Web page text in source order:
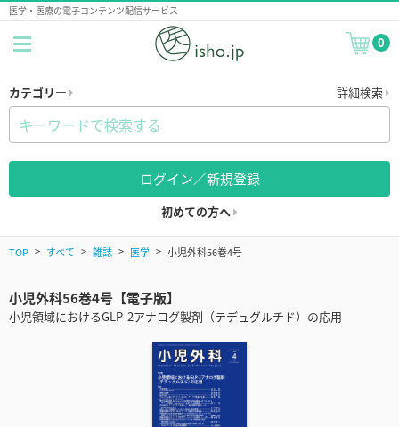
医学・医療の電子コンテンツ配信サービス
0
カテゴリー 詳細検索
ログイン／新規登録
初めての方へ
TOP すべて 雑誌 医学 小児外科56巻4号
小児外科56巻4号【電子版】
小児領域におけるGLP-2アナログ製剤（テデュグルチド）の応用